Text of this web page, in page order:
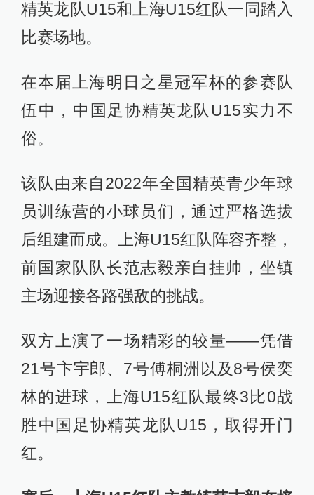
上海的足球文化源远流长
引了来自国家级、省市级和国际俱乐
部代表队等8支U15球队的青少年足球
选手集结沪上。
开幕仪式后，参加揭幕战的中国足协
精英龙队U15和上海U15红队一同踏入
比赛场地。
在本届上海明日之星冠军杯的参赛队
俗。
该队由来自2022年全国精英青少年球
员训练营的小球员们，通过严格选拔
后组建而成。上海U15红队阵容齐整，